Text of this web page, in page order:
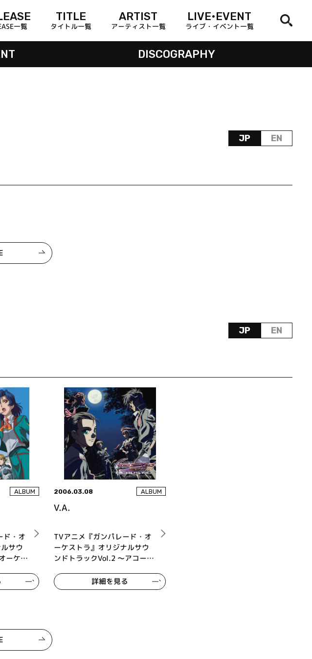
一覧
TITLE
タイトル一覧
ARTIST
アーティスト一覧
LIVE•EVENT
ライブ・イベント一覧
DISCOGRAPHY
JP EN
JP EN
ALBUM
ド・オ
サウ
ーケス
2006.03.08 ALBUM
V.A.
TVアニメ『ガンパレード・オ
ーケストラ』オリジナルサウ
ンドトラックVol.2 ～アコース
詳細を見る